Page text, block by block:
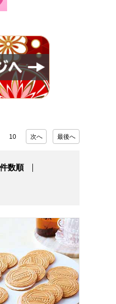
10 次へ 最後へ
数順
ゴーフレット(48枚入)【年間